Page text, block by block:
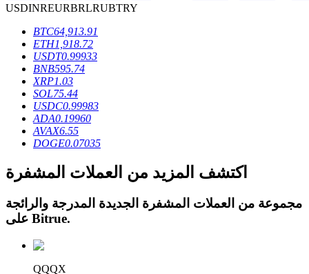
القروض
USDINREURBRLRUBTRY
BTC64,913.91
ETH1,918.72
USDT0.99933
BNB595.74
XRP1.03
SOL75.44
USDC0.99983
ADA0.19960
AVAX6.55
DOGE0.07035
اكتشف المزيد من العملات المشفرة
مجموعة من العملات المشفرة الجديدة المدرجة والرائجة
Bitrue.
QQQX